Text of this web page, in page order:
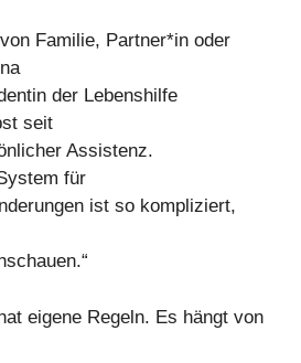
Familie, Partner*in oder
der Lebenshilfe
seit
Assistenz.
für
ist so kompliziert,
eigene Regeln. Es hängt von